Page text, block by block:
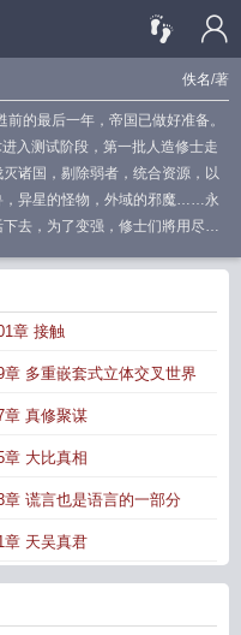
佚名/著
的最后一年，帝国已做好准备。
入测试阶段，第一批人造修士走
诸国，剔除弱者，统合资源，以
，异星的怪物，外域的邪魔……永
去，为了变强，修士们將用尽一
道魁首的炉鼎后免费阅读
做魁首
章 接触
章 多重嵌套式立体交叉世界
章 真修聚谋
章 大比真相
章 谎言也是语言的一部分
章 天吴真君